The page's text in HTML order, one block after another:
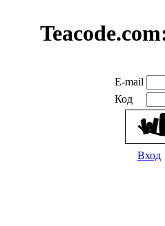
E-mail
Код
Вход